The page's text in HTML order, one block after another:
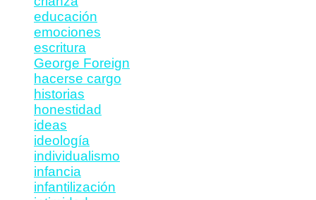
educación
emociones
escritura
George Foreign
hacerse cargo
historias
honestidad
ideas
ideología
individualismo
infancia
infantilización